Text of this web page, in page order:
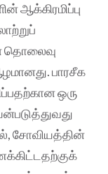
ஆக்கிரமிப்பு
தொலைவு
பாரசீக
ஒரு
சோவியத்தின்